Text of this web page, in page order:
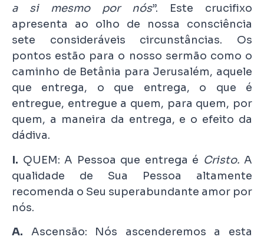
a si mesmo por nós”. Este crucifixo
apresenta ao olho de nossa consciência
sete consideráveis circunstâncias. Os
pontos estão para o nosso sermão como o
caminho de Betânia para Jerusalém, aquele
que entrega, o que entrega, o que é
entregue, entregue a quem, para quem, por
quem, a maneira da entrega, e o efeito da
dádiva.
I. QUEM: A Pessoa que entrega é Cristo. A
qualidade de Sua Pessoa altamente
recomenda o Seu superabundante amor por
nós.
A. Ascensão: Nós ascenderemos a esta